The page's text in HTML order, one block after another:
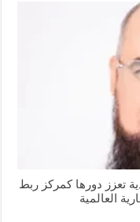
تعزز دورها كمركز ربط
العالمية